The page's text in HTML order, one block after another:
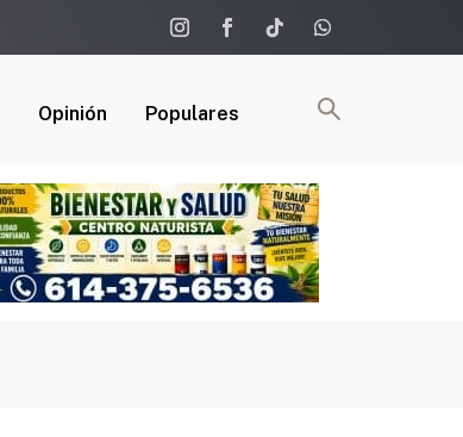
Opinión Populares